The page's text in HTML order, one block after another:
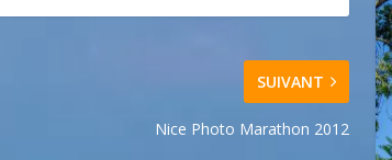
SUIVANT
Nice Photo Marathon 2012